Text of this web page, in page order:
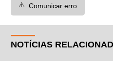
⚠️ Comunicar erro
NOTÍCIAS